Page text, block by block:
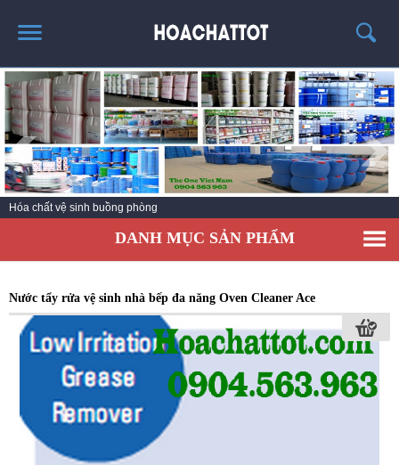
TRANG CHỦ
GIỚI THIỆU
SẢN PHẨM HÓT
KINH NGHIỆM & TIN TỨC
LIÊN HỆ
Hóa chất vệ sinh nhà bếp
DANH MỤC SẢN PHẨM
Nước tẩy rửa vệ sinh nhà bếp đa năng Oven Cleaner Ace